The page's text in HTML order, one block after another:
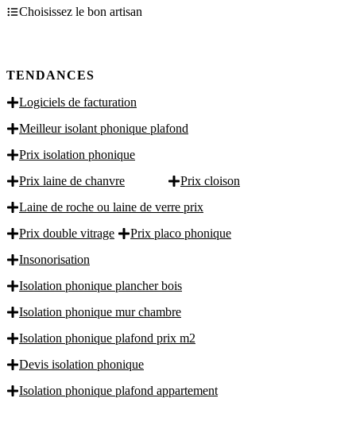
Choisissez le bon artisan
TENDANCES
Logiciels de facturation
Meilleur isolant phonique plafond
Prix isolation phonique
Prix laine de chanvre
Prix cloison
Laine de roche ou laine de verre prix
Prix double vitrage
Prix placo phonique
Insonorisation
Isolation phonique plancher bois
Isolation phonique mur chambre
Isolation phonique plafond prix m2
Devis isolation phonique
Isolation phonique plafond appartement